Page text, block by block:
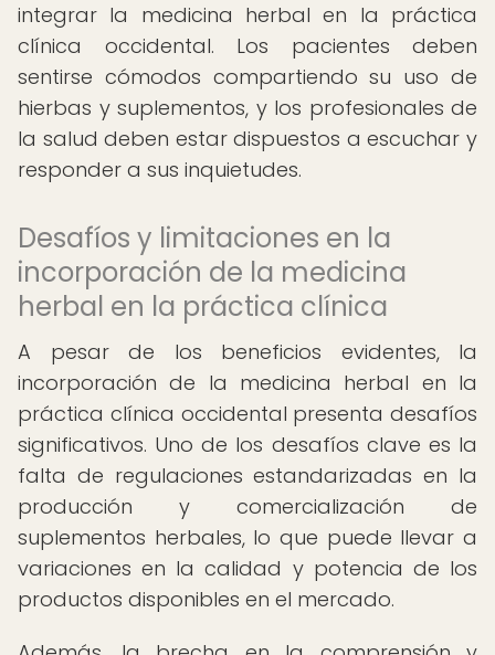
integrar la medicina herbal en la práctica
clínica occidental. Los pacientes deben
sentirse cómodos compartiendo su uso de
hierbas y suplementos, y los profesionales de
la salud deben estar dispuestos a escuchar y
responder a sus inquietudes.
Desafíos y limitaciones en la
incorporación de la medicina
herbal en la práctica clínica
A pesar de los beneficios evidentes, la
incorporación de la medicina herbal en la
práctica clínica occidental presenta desafíos
significativos. Uno de los desafíos clave es la
falta de regulaciones estandarizadas en la
producción y comercialización de
suplementos herbales, lo que puede llevar a
variaciones en la calidad y potencia de los
productos disponibles en el mercado.